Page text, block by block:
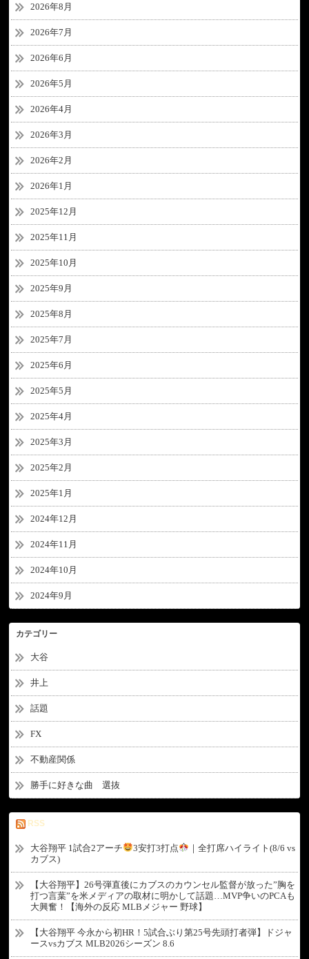
2026年8月
2026年7月
2026年6月
2026年5月
2026年4月
2026年3月
2026年2月
2026年1月
2025年12月
2025年11月
2025年10月
2025年9月
2025年8月
2025年7月
2025年6月
2025年5月
2025年4月
2025年3月
2025年2月
2025年1月
2024年12月
2024年11月
2024年10月
2024年9月
カテゴリー
大谷
井上
話題
FX
不動産関係
勝手に好きな曲 選抜
RSS
大谷翔平 1試合2アーチ 3安打3打点
｜全打席ハイライト(8/6 vs
カブス)
【大谷翔平】26号弾直後にカブスのカウンセル監督が放った”胸を
打つ言葉”を米メディアの取材に明かして話題…MVP争いのPCAも
大興奮！【海外の反応 MLBメジャー 野球】
【大谷翔平 今永から初HR！5試合ぶり第25号先頭打者弾】ドジャ
ースvsカブス MLB2026シーズン 8.6